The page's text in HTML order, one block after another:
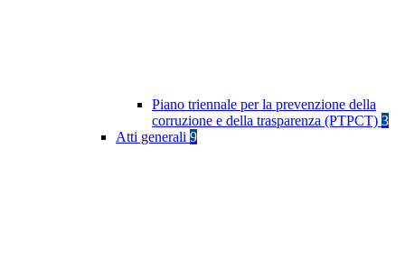
Piano triennale per la prevenzione della
corruzione e della trasparenza (PTPCT) 3
Atti generali 9